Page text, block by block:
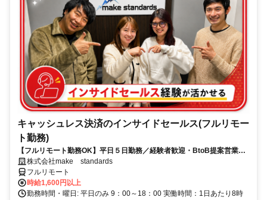
キャッシュレス決済のインサイドセールス(フルリモー
ト勤務)
【フルリモート勤務OK】平日５日勤務／経験者歓迎・BtoB提案営業で
スキルアップ
株式会社make standards
フルリモート
時給1,600円以上
勤務時間・曜日: 平日のみ 9：00～18：00 実働時間：1日あたり8時